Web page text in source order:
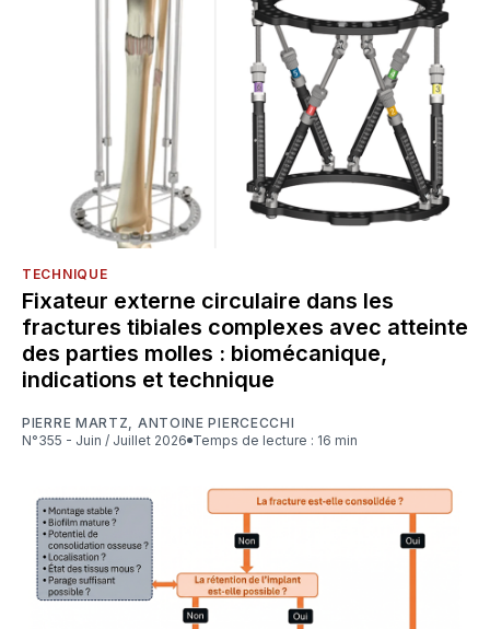
TECHNIQUE
Fixateur externe circulaire dans les
fractures tibiales complexes avec atteinte
des parties molles : biomécanique,
indications et technique
PIERRE MARTZ
ANTOINE PIERCECCHI
N°355 - Juin / Juillet 2026
Temps de lecture : 16 min